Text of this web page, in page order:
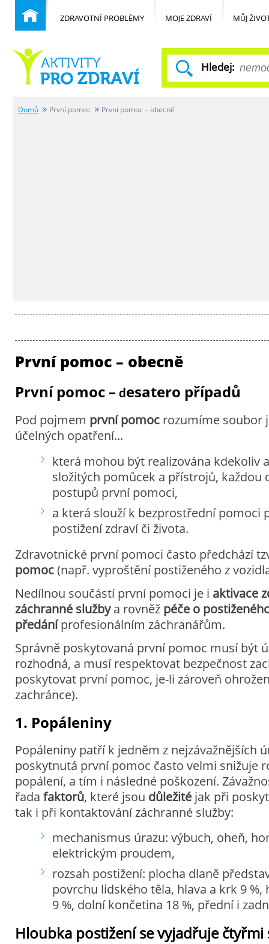
ZDRAVOTNÍ PROBLÉMY MOJE ZDRAVÍ MŮJ
Hledej:
Domů První pomoc První pomoc – obecně
První pomoc – obecně
První pomoc – desatero případů
Pod pojmem první pomocrozumíme soubor
účelných opatření...
která mohou být realizována kdekoliv
složitých pomůcek a přístrojů, každou
postupů první pomoci,
a která slouží k bezprostřední pomoci
postižení zdraví či života.
Zdravotnické první pomoci často předchází
pomoc(např. vyproštění postiženého z
Nedílnou součástí první pomoci je i aktivace
záchranné službya rovněž péče o
předáníprofesionálním záchranářům.
Správně poskytovaná první pomoc musí být
rozhodná, a musí respektovat bezpečnost
poskytovat první pomoc, je-li zároveň
zachránce).
1. Popáleniny
Popáleniny patří k jedněm z nejzávažnějších
poskytnutá první pomoc často velmi snižuje
popálení, a tím i následné poškození.
řada faktorů, které jsou důležitéjak při
tak i při kontaktování záchranné služby:
mechanismus úrazu: výbuch, oheň,
elektrickým proudem,
rozsah postižení: plocha dlaně
povrchu lidského těla, hlava a krk 9
9 %, dolní končetina 18 %, přední i
Hloubka postižení se vyjadřuje čtyřmi